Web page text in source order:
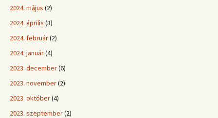
2024. május (2)
2024. április (3)
2024. február(2)
2024. január(4)
2023. december(6)
2023. november(2)
2023. október(4)
2023. szeptember(2)